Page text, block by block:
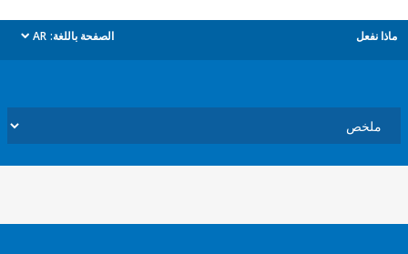
الصفحة باللغة: AR
dropdown